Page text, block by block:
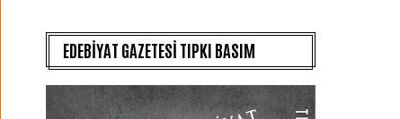
EDEBİYAT GAZETESİ TIPKI BASIM